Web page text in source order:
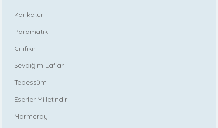
Karikatür
Paramatik
Cinfikir
Sevdiğim Laflar
Tebessüm
Eserler Milletindir
Marmaray